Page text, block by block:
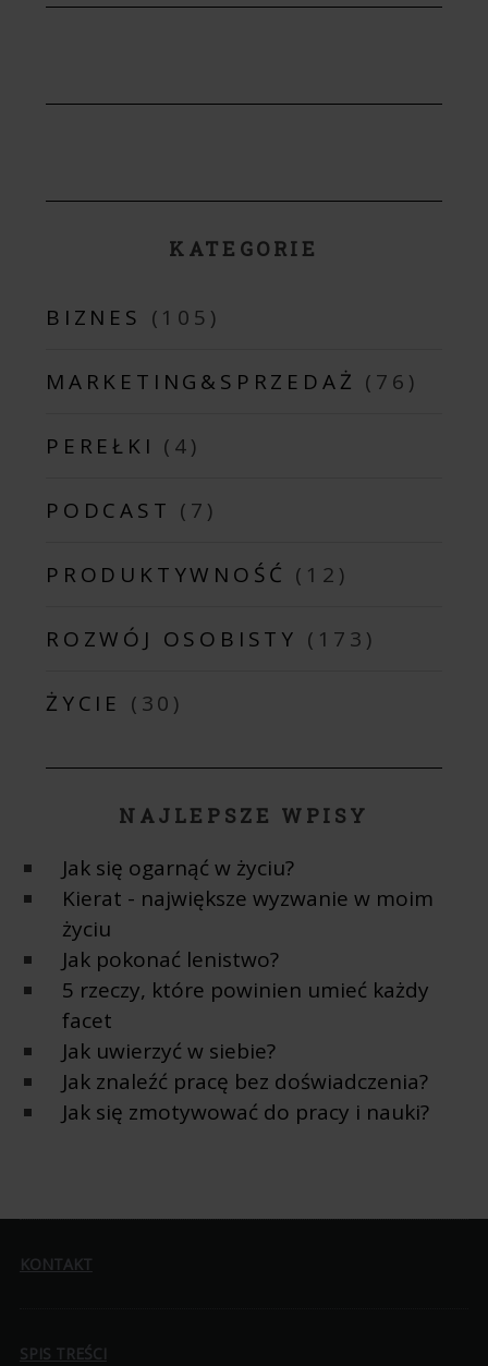
KATEGORIE
BIZNES (105)
MARKETING&SPRZEDAŻ (76)
PEREŁKI (4)
PODCAST (7)
PRODUKTYWNOŚĆ (12)
ROZWÓJ OSOBISTY (173)
ŻYCIE (30)
NAJLEPSZE WPISY
Jak się ogarnąć w życiu?
Kierat - największe wyzwanie w moim
życiu
Jak pokonać lenistwo?
5 rzeczy, które powinien umieć każdy
facet
Jak uwierzyć w siebie?
Jak znaleźć pracę bez doświadczenia?
Jak się zmotywować do pracy i nauki?
KONTAKT
SPIS TREŚCI